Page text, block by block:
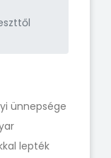
ünnepsége
lepték